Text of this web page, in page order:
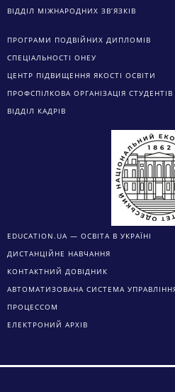
ВІДДІЛ МІЖНАРОДНИХ ЗВ’ЯЗКІВ
ПРОГРАМИ ПОДВІЙНИХ ДИПЛОМІВ
СПЕЦІАЛЬНОСТІ ОНЕУ
ЦЕНТР ПІДВИЩЕННЯ ЯКОСТІ ОСВІТИ
ПРОФСПІЛКОВА ОРГАНІЗАЦІЯ СТУДЕНТІВ
ВІДДІЛ КАДРІВ
EDUCATION.UA — ОСВІТА В УКРАЇНІ
ДИСТАНЦІЙНЕ НАВЧАННЯ
КОНТАКТНИЙ ДОВІДНИК
АВТОМАТИЗОВАНА СИСТЕМА
ПРОЦЕССОМ
ЕЛЕКТРОНИЙ АРХІВ